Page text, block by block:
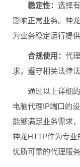
稳定性： 选择
影响正常业务。神
为业务稳定运行提供
合规使用： 代
求，遵守相关法律法
通过以上详细
电脑代理IP端口的
能够满足业务需求
神龙HTTP作为专
优质可靠的代理服